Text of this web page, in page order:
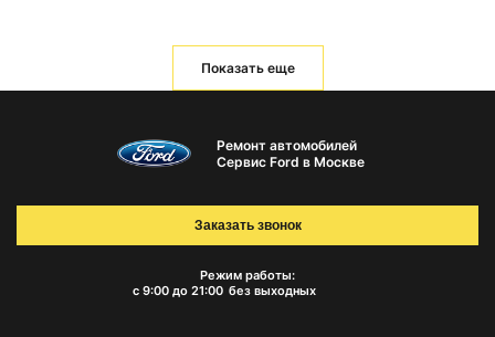
Показать еще
Ремонт автомобилей
Сервис Ford в Москве
Режим работы:
с 9:00 до 21:00 без выходных
Заказать звонок